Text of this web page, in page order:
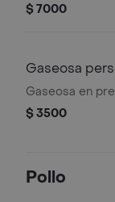
$ 7000
Gaseosa
Gaseosa en
$ 3500
Pollo